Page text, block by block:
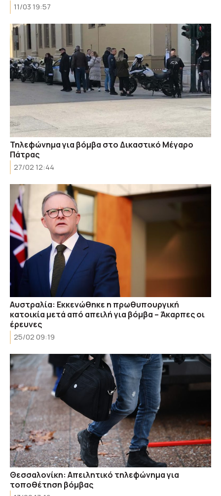
11/03 19:57
Τηλεφώνημα για βόμβα στο Δικαστικό Μέγαρο
Πάτρας
27/02 12:44
Αυστραλία: Εκκενώθηκε η πρωθυπουργική
κατοικία μετά από απειλή για βόμβα – Άκαρπες οι
έρευνες
25/02 09:19
Θεσσαλονίκη: Απειλητικό τηλεφώνημα για
τοποθέτηση βόμβας